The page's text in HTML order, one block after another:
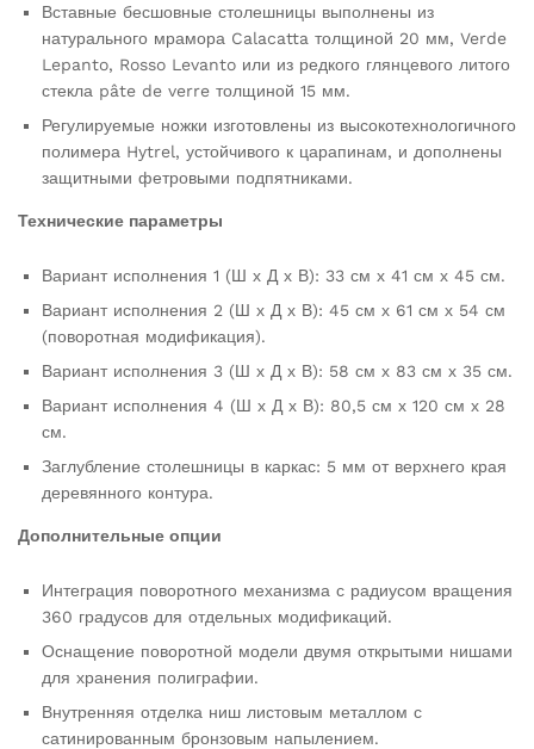
Вставные бесшовные столешницы выполнены из
натурального мрамора Calacatta толщиной 20 мм, Verde
Lepanto, Rosso Levanto или из редкого глянцевого литого
стекла pâte de verre толщиной 15 мм.
Регулируемые ножки изготовлены из высокотехнологичного
полимера Hytrel, устойчивого к царапинам, и дополнены
защитными фетровыми подпятниками.
Технические параметры
Вариант исполнения 1 (Ш х Д х В): 33 см х 41 см х 45 см.
Вариант исполнения 2 (Ш х Д х В): 45 см х 61 см х 54 см
(поворотная модификация).
Вариант исполнения 3 (Ш х Д х В): 58 см х 83 см х 35 см.
Вариант исполнения 4 (Ш х Д х В): 80,5 см х 120 см х 28
см.
Заглубление столешницы в каркас: 5 мм от верхнего края
деревянного контура.
Дополнительные опции
Интеграция поворотного механизма с радиусом вращения
360 градусов для отдельных модификаций.
Оснащение поворотной модели двумя открытыми нишами
для хранения полиграфии.
Внутренняя отделка ниш листовым металлом с
сатинированным бронзовым напылением.